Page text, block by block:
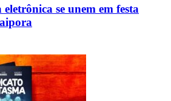
se unem em festa